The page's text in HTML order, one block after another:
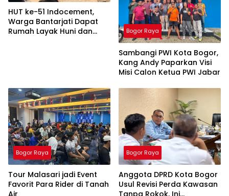
HUT ke-51 Indocement,
Warga Bantarjati Dapat
Rumah Layak Huni dan
Bogor Raya
Sambangi PWI Kota Bogor,
Kang Andy Paparkan Visi
Misi Calon Ketua PWI Jabar
Bogor Raya
Tour Malasari jadi Event
Favorit Para Rider di Tanah
Air
Bogor Raya
Anggota DPRD Kota Bogor
Usul Revisi Perda Kawasan
Tanpa Rokok, Ini